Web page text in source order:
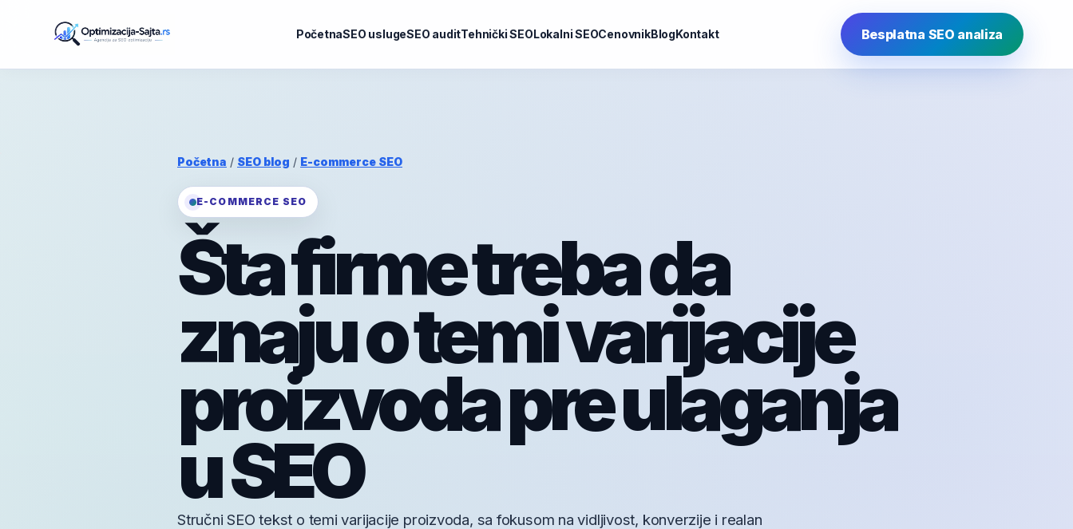
PočetnaSEO uslugeSEO auditTehnički SEOLokalni SEOCenovnikBlogKontakt Besplatna SEO analiza
Početna / SEO blog / E-commerce SEO
E-COMMERCE SEO
Šta firme treba da
znaju o temi varijacije
proizvoda pre ulaganja
u SEO
Stručni SEO tekst o temi varijacije proizvoda, sa fokusom na vidljivost, konverzije i realan